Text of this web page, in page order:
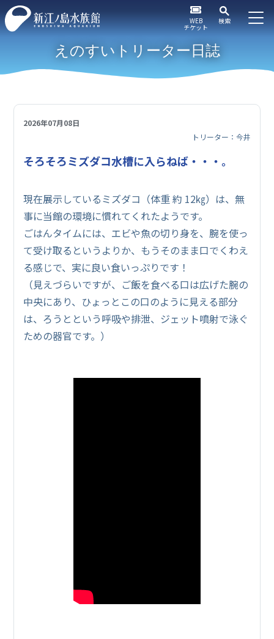
WEB
チケット
検索
えのすいトリーター日誌
2026年07月08日
トリーター：今井
そろそろミズダコ水槽に入らねば・・・。
現在展示しているミズダコ（体重 約 12㎏）は、無
事に当館の環境に慣れてくれたようです。
ごはんタイムには、エビや魚の切り身を、腕を使っ
て受け取るというよりか、もうそのまま口でくわえ
る感じで、実に良い食いっぷりです！
（見えづらいですが、ご飯を食べる口は広げた腕の
中央にあり、ひょっとこの口のように見える部分
は、ろうとという呼吸や排泄、ジェット噴射で泳ぐ
ための器官です。）